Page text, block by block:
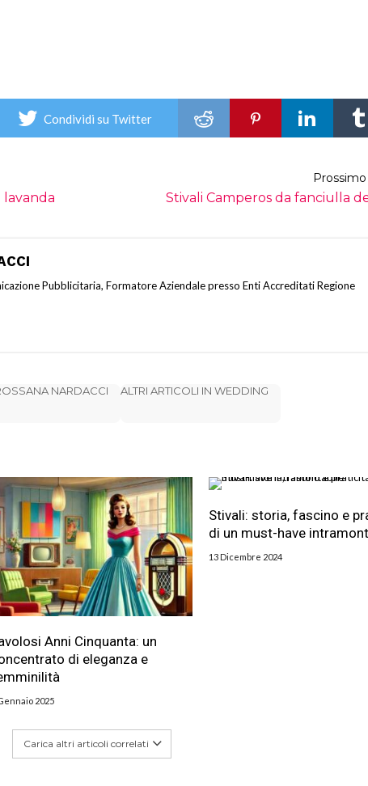
Condividi su Twitter
Stivali Camperos da fanciulla
Pubblicitaria, Formatore Aziendale presso Enti Accreditati Regione
NARDACCI ALTRI ARTICOLI IN WEDDING
Anni Cinquanta: un
di eleganza e
2025
Stivali: storia, fascino e
di un must-have
13 Dicembre 2024
Carica altri articoli correlati